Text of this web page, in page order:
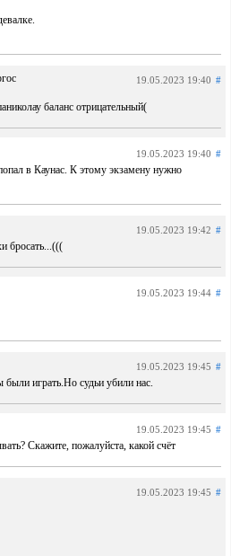
19.05.2023 19:40 #
баланс отрицательный(
19.05.2023 19:40 #
в Каунас. К этому экзамену нужно
19.05.2023 19:42 #
бросать...(((
19.05.2023 19:44 #
19.05.2023 19:45 #
играть.Но судьи убили нас.
19.05.2023 19:45 #
Скажите, пожалуйста, какой счёт
19.05.2023 19:45 #